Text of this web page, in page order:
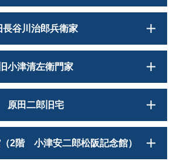
長谷川治郎兵衛家
旧小津清左衛門家
原田二郎旧宅
2階 小津安二郎松阪記念館）